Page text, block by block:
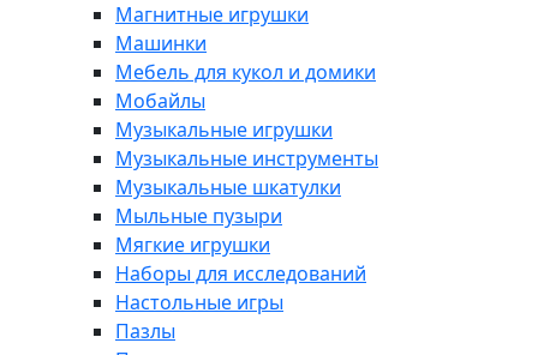
Магнитные игрушки
Машинки
Мебель для кукол и домики
Мобайлы
Музыкальные игрушки
Музыкальные инструменты
Музыкальные шкатулки
Мыльные пузыри
Мягкие игрушки
Наборы для исследований
Настольные игры
Пазлы